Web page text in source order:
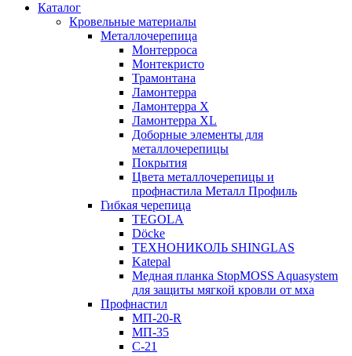
Каталог
Кровельные материалы
Металлочерепица
Монтерроса
Монтекристо
Трамонтана
Ламонтерра
Ламонтерра X
Ламонтерра XL
Доборные элементы для
металлочерепицы
Покрытия
Цвета металлочерепицы и
профнастила Металл Профиль
Гибкая черепица
TEGOLA
Döcke
ТЕХНОНИКОЛЬ SHINGLAS
Katepal
Медная планка StopMOSS Aquasystem
для защиты мягкой кровли от мха
Профнастил
МП-20-R
МП-35
С-21